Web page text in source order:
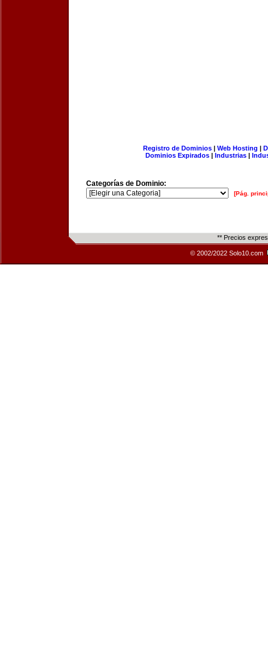
Registro de Dominios| Web Hosting |
Dominios Expirados | Industrias |
Categorías de Dominio:
[Pág.
** Precios
© 2002/2022 Solo10.com